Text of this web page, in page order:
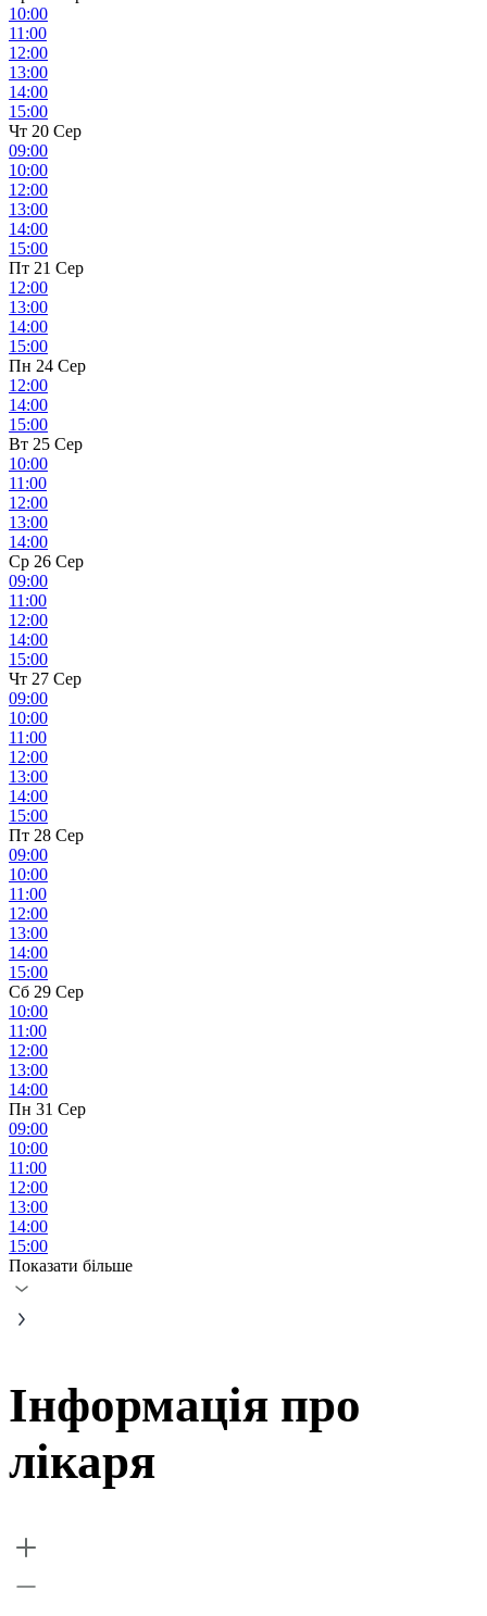
10:00
11:00
12:00
13:00
14:00
15:00
Чт 20 Сер
09:00
10:00
12:00
13:00
14:00
15:00
Пт 21 Сер
12:00
13:00
14:00
15:00
Пн 24 Сер
12:00
14:00
15:00
Вт 25 Сер
10:00
11:00
12:00
13:00
14:00
Ср 26 Сер
09:00
11:00
12:00
14:00
15:00
Чт 27 Сер
09:00
10:00
11:00
12:00
13:00
14:00
15:00
Пт 28 Сер
09:00
10:00
11:00
12:00
13:00
14:00
15:00
Сб 29 Сер
10:00
11:00
12:00
13:00
14:00
Пн 31 Сер
09:00
10:00
11:00
12:00
13:00
14:00
15:00
Показати більше
Інформація про
лікаря